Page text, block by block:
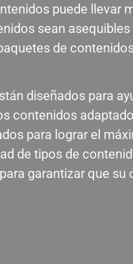
puede llevar
sean
de
diseñados para
contenidos
para lograr el
de tipos de
garantizar que su